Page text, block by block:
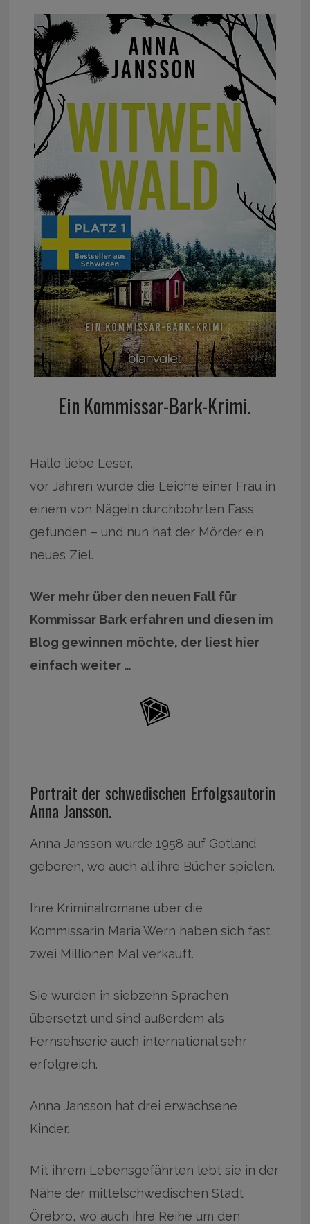
Ein Kommissar-Bark-Krimi.
Hallo liebe Leser,
vor Jahren wurde die Leiche einer Frau in
einem von Nägeln durchbohrten Fass
gefunden – und nun hat der Mörder ein
neues Ziel.
Wer mehr über den neuen Fall für
Kommissar Bark erfahren und diesen im
Blog gewinnen möchte, der liest hier
einfach weiter …
Portrait der schwedischen Erfolgsautorin
Anna Jansson.
Anna Jansson wurde 1958 auf Gotland
geboren, wo auch all ihre Bücher spielen.
Ihre Kriminalromane über die
Kommissarin Maria Wern haben sich fast
zwei Millionen Mal verkauft.
Sie wurden in siebzehn Sprachen
übersetzt und sind außerdem als
Fernsehserie auch international sehr
erfolgreich.
Anna Jansson hat drei erwachsene
Kinder.
Mit ihrem Lebensgefährten lebt sie in der
Nähe der mittelschwedischen Stadt
Örebro, wo auch ihre Reihe um den